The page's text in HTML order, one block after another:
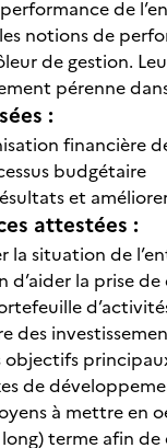
de
notions de
de gestion.
pérenne
:
financière
budgétaire
et
attestées :
la situation de
d’aider la prise
des
de
à mettre en
terme afin